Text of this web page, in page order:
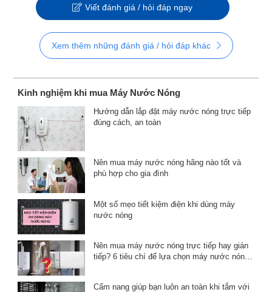
Viết đánh giá / hỏi đáp ngay
Xem thêm những đánh giá / hỏi đáp khác
Kinh nghiệm khi mua Máy Nước Nóng
Hướng dẫn lắp đặt máy nước nóng trực tiếp
đúng cách, an toàn
Nên mua máy nước nóng hãng nào tốt và
phù hợp cho gia đình
Một số mẹo tiết kiệm điện khi dùng máy
nước nóng
Nên mua máy nước nóng trực tiếp hay gián
tiếp? 6 tiêu chí để lựa chọn máy nước nóng
Cẩm nang giúp bạn luôn an toàn khi tắm với